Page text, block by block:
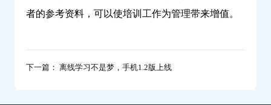
者的参考资料，可以使培训工作为管理带来增值。
下一篇： 离线学习不是梦，手机1.2版上线